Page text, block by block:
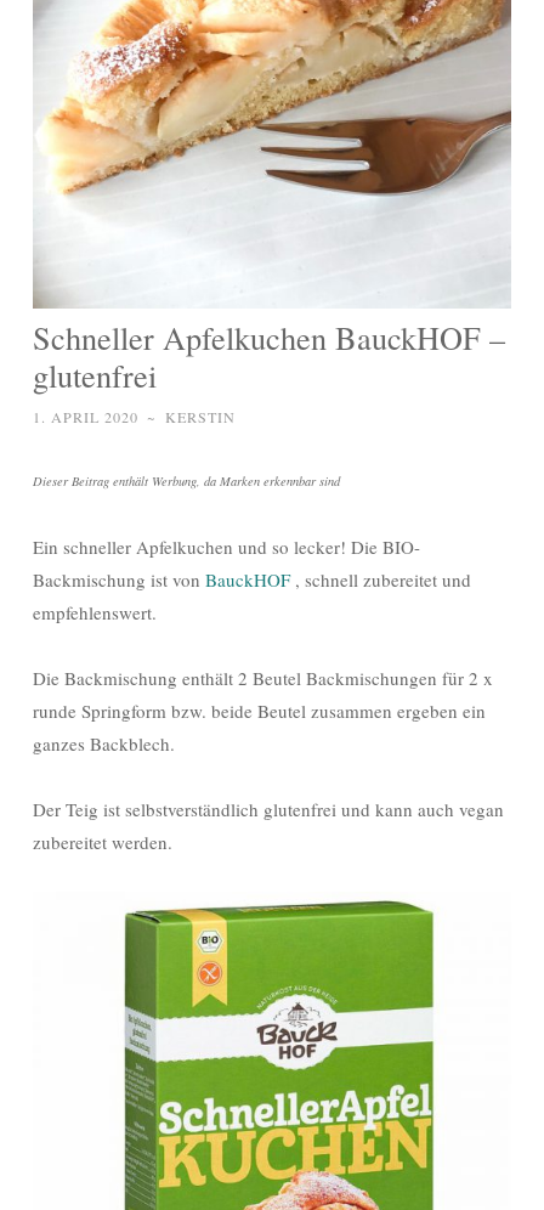
Schneller Apfelkuchen BauckHOF –
glutenfrei
1. APRIL 2020 ~ KERSTIN
Dieser Beitrag enthält Werbung, da Marken erkennbar sind
Ein schneller Apfelkuchen und so lecker! Die BIO-
Backmischung ist von BauckHOF, schnell zubereitet und
empfehlenswert.
Die Backmischung enthält 2 Beutel Backmischungen für 2 x
runde Springform bzw. beide Beutel zusammen ergeben ein
ganzes Backblech.
Der Teig ist selbstverständlich glutenfrei und kann auch vegan
zubereitet werden.